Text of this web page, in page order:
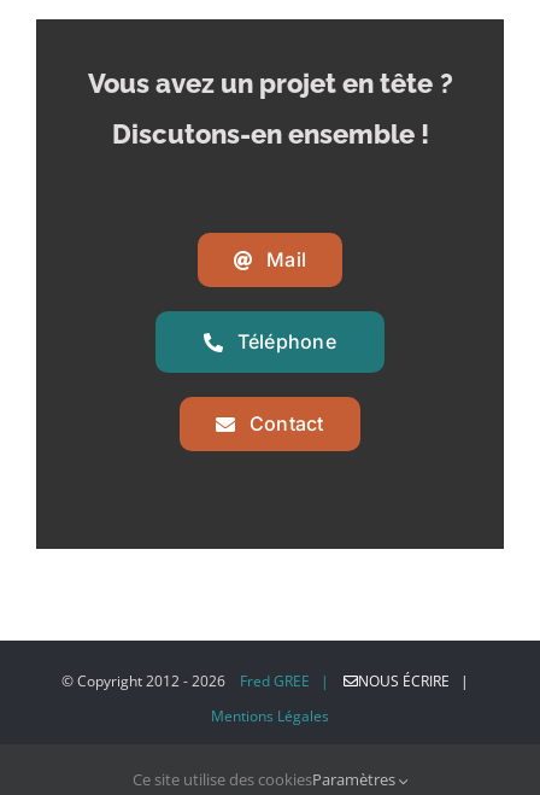
Vous avez un projet en tête ?
Discutons-en ensemble !
Mail
Téléphone
Contact
© Copyright 2012 -2026 Fred GREE |
NOUS ÉCRIRE |
Mentions Légales
Ce site utilise des cookiesParamètres